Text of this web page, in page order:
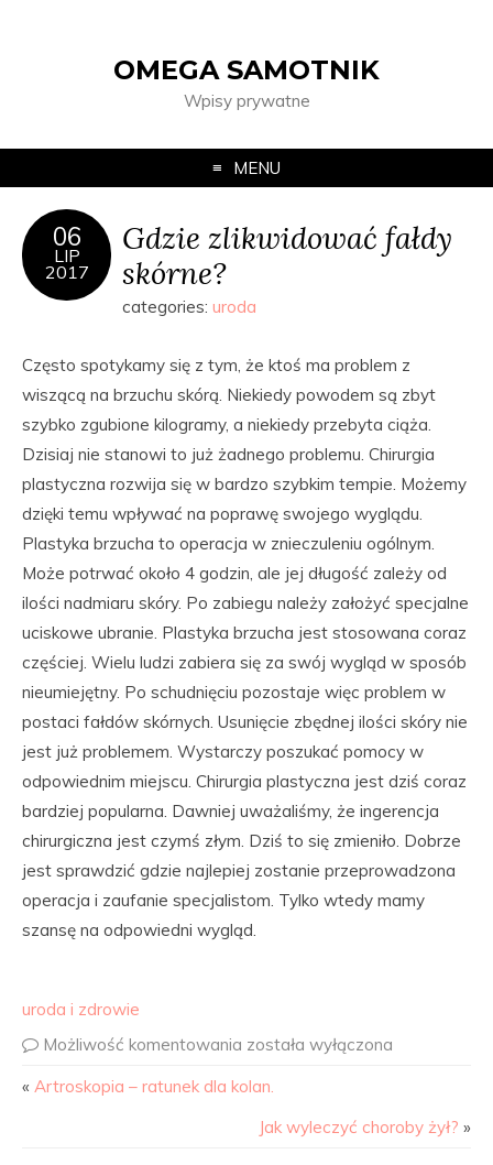
OMEGA SAMOTNIK
Wpisy prywatne
MENU
06
LIP
2017
Gdzie zlikwidować fałdy
skórne?
categories: uroda
Często spotykamy się z tym, że ktoś ma problem z
wiszącą na brzuchu skórą. Niekiedy powodem są zbyt
szybko zgubione kilogramy, a niekiedy przebyta ciąża.
Dzisiaj nie stanowi to już żadnego problemu. Chirurgia
plastyczna rozwija się w bardzo szybkim tempie. Możemy
dzięki temu wpływać na poprawę swojego wyglądu.
Plastyka brzucha to operacja w znieczuleniu ogólnym.
Może potrwać około 4 godzin, ale jej długość zależy od
ilości nadmiaru skóry. Po zabiegu należy założyć specjalne
uciskowe ubranie. Plastyka brzucha jest stosowana coraz
częściej. Wielu ludzi zabiera się za swój wygląd w sposób
nieumiejętny. Po schudnięciu pozostaje więc problem w
postaci fałdów skórnych. Usunięcie zbędnej ilości skóry nie
jest już problemem. Wystarczy poszukać pomocy w
odpowiednim miejscu. Chirurgia plastyczna jest dziś coraz
bardziej popularna. Dawniej uważaliśmy, że ingerencja
chirurgiczna jest czymś złym. Dziś to się zmieniło. Dobrze
jest sprawdzić gdzie najlepiej zostanie przeprowadzona
operacja i zaufanie specjalistom. Tylko wtedy mamy
szansę na odpowiedni wygląd.
uroda i zdrowie
Możliwość komentowania została wyłączona
« Artroskopia – ratunek dla kolan.
Jak wyleczyć choroby żył? »